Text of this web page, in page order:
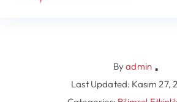
Byadmin ▪
Last Updated: Kasım 27,